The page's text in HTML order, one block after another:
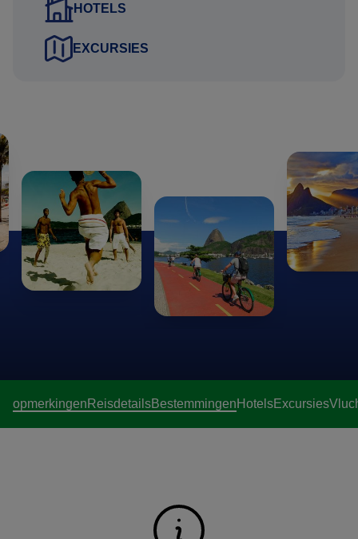
bereikbaar is
Contactgegevens van kennis of familie die niet meegaat
tijdens de reis
Hartelijke groet namens het Brazilie Reis Specialist team,
Gustavo Lucena Lage
Reisadviseur
HOTELS
EXCURSIES
opmerkingenReisdetailsBestemmingenHotelsExcursies